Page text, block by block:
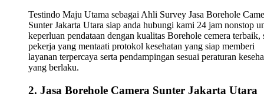
Testindo Maju Utama sebagai Ahli Survey Jasa Borehole
Sunter Jakarta Utara siap anda hubungi kami 24 jam nonstop
keperluan pendataan dengan kualitas Borehole cemera terbaik,
pekerja yang mentaati protokol kesehatan yang siap memberi
layanan terpercaya serta pendampingan sesuai peraturan
yang berlaku.
2. Jasa Borehole Camera Sunter Jakarta Utara